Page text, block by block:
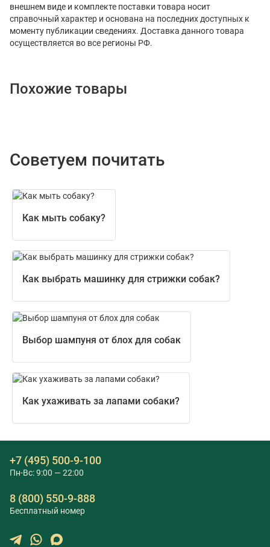
внешнем виде и комплекте поставки товара носит
справочный характер и основана на последних доступных к
моменту публикации сведениях. Доставка данного товара
осуществляется во все регионы РФ.
Похожие товары
Советуем почитать
Как мыть собаку?
Как выбрать машинку для стрижки собак?
Выбор шампуня от блох для собак
Как ухаживать за лапами собаки?
+7 (495) 500-9-100
Пн-Вс: 9:00 — 22:00
8 (800) 550-9-888
Бесплатный номер